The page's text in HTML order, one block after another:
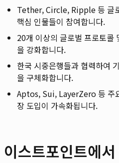
Tether, Circle, Ripple 등 글
핵심 인물들이 참여합니다.
20개 이상의 글로벌 프로토콜
을 강화합니다.
한국 시중은행들과 협력하여
을 구체화합니다.
Aptos, Sui, LayerZero 등 주
장 도입이 가속화됩니다.
이스트포인트에